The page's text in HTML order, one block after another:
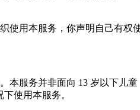
使用本服务，你声明自己有
本服务并非面向 13 岁以下
使用本服务。